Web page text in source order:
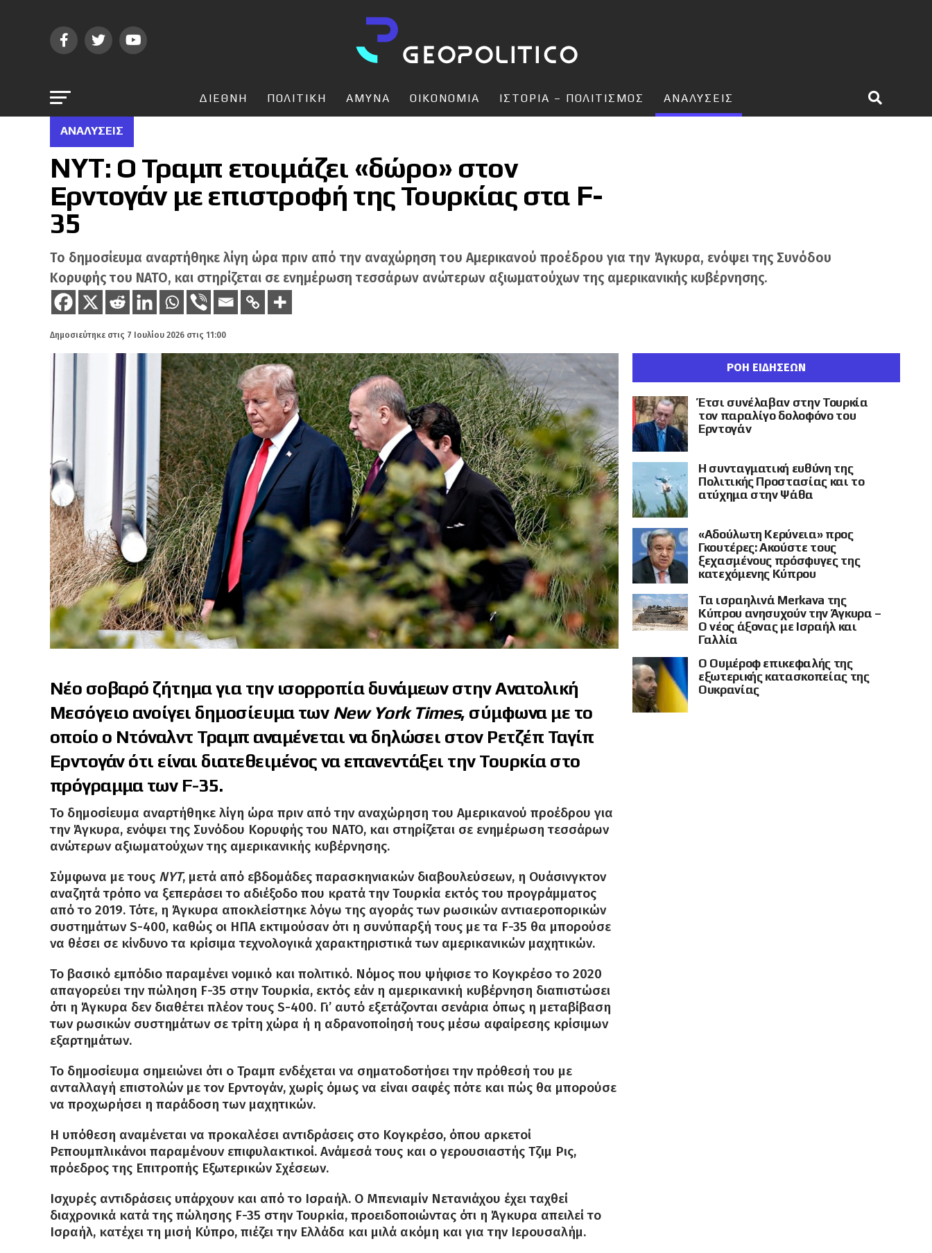
ΔΙΕΘΝΗ ΠΟΛΙΤΙΚΗ ΑΜΥΝΑ ΟΙΚΟΝΟΜΙΑ ΙΣΤΟΡΙΑ – ΠΟΛΙΤΙΣΜΟΣ ΑΝΑΛΥΣΕΙΣ
ΑΝΑΛΎΣΕΙΣ
NYT: Ο Τραμπ ετοιμάζει «δώρο» στον
Ερντογάν με επιστροφή της Τουρκίας στα F-
35
Το δημοσίευμα αναρτήθηκε λίγη ώρα πριν από την αναχώρηση του Αμερικανού προέδρου για την Άγκυρα, ενόψει της Συνόδου
Κορυφής του ΝΑΤΟ, και στηρίζεται σε ενημέρωση τεσσάρων ανώτερων αξιωματούχων της αμερικανικής κυβέρνησης.
Δημοσιεύτηκε στις 7 Ιουλίου 2026 στις 11:00
Νέο σοβαρό ζήτημα για την ισορροπία δυνάμεων στην Ανατολική
Μεσόγειο ανοίγει δημοσίευμα των New York Times, σύμφωνα με το
οποίο ο Ντόναλντ Τραμπ αναμένεται να δηλώσει στον Ρετζέπ Ταγίπ
Ερντογάν ότι είναι διατεθειμένος να επανεντάξει την Τουρκία στο
πρόγραμμα των F-35.
Το δημοσίευμα αναρτήθηκε λίγη ώρα πριν από την αναχώρηση του Αμερικανού προέδρου για
την Άγκυρα, ενόψει της Συνόδου Κορυφής του ΝΑΤΟ, και στηρίζεται σε ενημέρωση τεσσάρων
ανώτερων αξιωματούχων της αμερικανικής κυβέρνησης.
Σύμφωνα με τους NYT, μετά από εβδομάδες παρασκηνιακών διαβουλεύσεων, η Ουάσινγκτον
αναζητά τρόπο να ξεπεράσει το αδιέξοδο που κρατά την Τουρκία εκτός του προγράμματος
από το 2019. Τότε, η Άγκυρα αποκλείστηκε λόγω της αγοράς των ρωσικών αντιαεροπορικών
συστημάτων S-400, καθώς οι ΗΠΑ εκτιμούσαν ότι η συνύπαρξή τους με τα F-35 θα μπορούσε
να θέσει σε κίνδυνο τα κρίσιμα τεχνολογικά χαρακτηριστικά των αμερικανικών μαχητικών.
Το βασικό εμπόδιο παραμένει νομικό και πολιτικό. Νόμος που ψήφισε το Κογκρέσο το 2020
απαγορεύει την πώληση F-35 στην Τουρκία, εκτός εάν η αμερικανική κυβέρνηση διαπιστώσει
ότι η Άγκυρα δεν διαθέτει πλέον τους S-400. Γι’ αυτό εξετάζονται σενάρια όπως η μεταβίβαση
των ρωσικών συστημάτων σε τρίτη χώρα ή η αδρανοποίησή τους μέσω αφαίρεσης κρίσιμων
εξαρτημάτων.
Το δημοσίευμα σημειώνει ότι ο Τραμπ ενδέχεται να σηματοδοτήσει την πρόθεσή του με
ανταλλαγή επιστολών με τον Ερντογάν, χωρίς όμως να είναι σαφές πότε και πώς θα μπορούσε
να προχωρήσει η παράδοση των μαχητικών.
Η υπόθεση αναμένεται να προκαλέσει αντιδράσεις στο Κογκρέσο, όπου αρκετοί
Ρεπουμπλικάνοι παραμένουν επιφυλακτικοί. Ανάμεσά τους και ο γερουσιαστής Τζιμ Ρις,
πρόεδρος της Επιτροπής Εξωτερικών Σχέσεων.
Ισχυρές αντιδράσεις υπάρχουν και από το Ισραήλ. Ο Μπενιαμίν Νετανιάχου έχει ταχθεί
διαχρονικά κατά της πώλησης F-35 στην Τουρκία, προειδοποιώντας ότι η Άγκυρα απειλεί το
Ισραήλ, κατέχει τη μισή Κύπρο, πιέζει την Ελλάδα και μιλά ακόμη και για την Ιερουσαλήμ.
ΡΟΗ ΕΙΔΗΣΕΩΝ
Έτσι συνέλαβαν στην Τουρκία
τον παραλίγο δολοφόνο του
Ερντογάν
Η συνταγματική ευθύνη της
Πολιτικής Προστασίας και το
ατύχημα στην Ψάθα
«Αδούλωτη Κερύνεια» προς
Γκουτέρες: Ακούστε τους
ξεχασμένους πρόσφυγες της
κατεχόμενης Κύπρου
Τα ισραηλινά Merkava της
Κύπρου ανησυχούν την Άγκυρα –
Ο νέος άξονας με Ισραήλ και
Γαλλία
Ο Ουμέροφ επικεφαλής της
εξωτερικής κατασκοπείας της
Ουκρανίας